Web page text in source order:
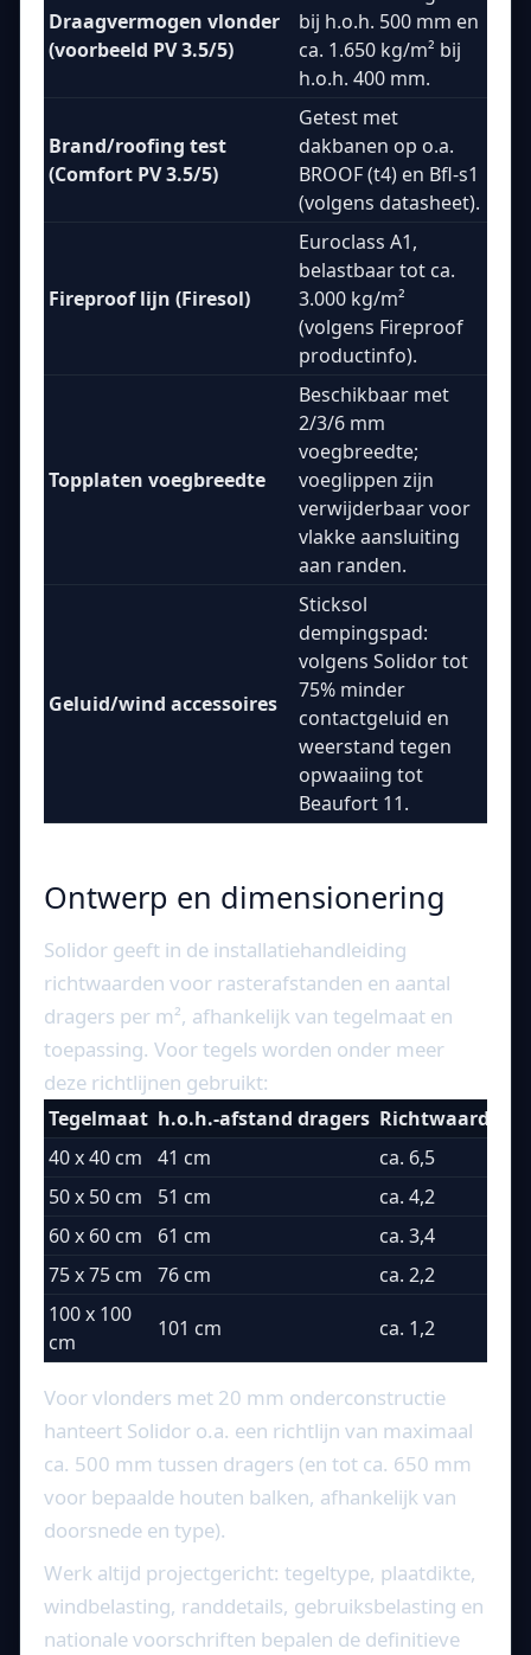
Draagvermogen vlonder
(voorbeeld PV 3.5/5)
bij h.o.h. 500 mm en
ca. 1.650 kg/m² bij
h.o.h. 400 mm.
Brand/roofing test
(Comfort PV 3.5/5)
Getest met
dakbanen op o.a.
BROOF (t4) en Bfl-s1
(volgens datasheet).
Fireproof lijn (Firesol)
Euroclass A1,
belastbaar tot ca.
3.000 kg/m²
(volgens Fireproof
productinfo).
Topplaten voegbreedte
Beschikbaar met
2/3/6 mm
voegbreedte;
voeglippen zijn
verwijderbaar voor
vlakke aansluiting
aan randen.
Geluid/wind accessoires
Sticksol
dempingspad:
volgens Solidor tot
75% minder
contactgeluid en
weerstand tegen
opwaaiing tot
Beaufort 11.
Ontwerp en dimensionering
Solidor geeft in de installatiehandleiding
richtwaarden voor rasterafstanden en aantal
dragers per m², afhankelijk van tegelmaat en
toepassing. Voor tegels worden onder meer
deze richtlijnen gebruikt:
Tegelmaat h.o.h.-afstand dragers Richtwaarde
40 x 40 cm
41 cm
ca. 6,5
50 x 50 cm
51 cm
ca. 4,2
60 x 60 cm
61 cm
ca. 3,4
75 x 75 cm
76 cm
ca. 2,2
100 x 100
cm
101 cm ca. 1,2
Voor vlonders met 20 mm onderconstructie
hanteert Solidor o.a. een richtlijn van maximaal
ca. 500 mm tussen dragers (en tot ca. 650 mm
voor bepaalde houten balken, afhankelijk van
doorsnede en type).
Werk altijd projectgericht: tegeltype, plaatdikte,
windbelasting, randdetails, gebruiksbelasting en
nationale voorschriften bepalen de definitieve